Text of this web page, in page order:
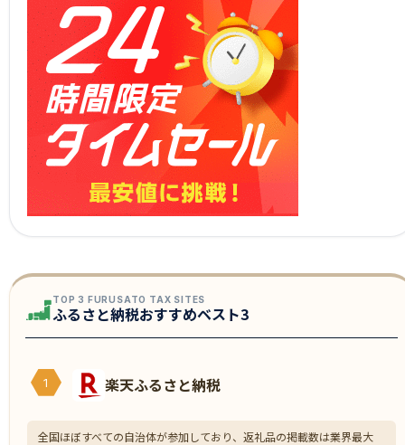
TOP 3 FURUSATO TAX SITES
ふるさと納税おすすめベスト3
1 楽天ふるさと納税
全国ほぼすべての自治体が参加しており、返礼品の掲載数は業界最大